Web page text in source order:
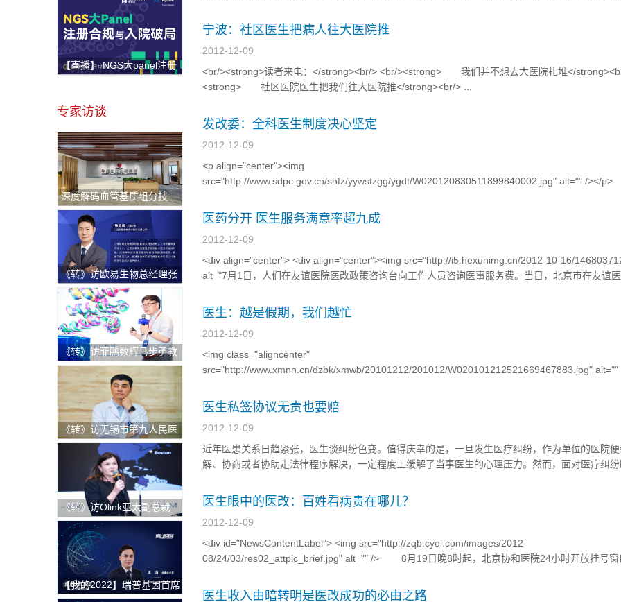
【直播】 NGS大panel注册
专家访谈
深度解码血管基质组分技
术：重塑退行性骨关节炎治
疗新格局与医疗出海中东新
机遇
《转》访欧易生物总经理张
志明：持续逆势快速增长！
破解科研服务"不可能三
角"的硬核逻辑
《转》访菲鹏数辉马步勇教
授｜AI与分子模拟引领生物
医药创新，“构象选择机制”
开辟药物动态设计新纪元
《转》访无锡市第九人民医
院科教科主任赵刚
《转》访Olink亚太副总裁
Andrea Ballagi博士：新一
代蛋白组学如何加速精准医
疗新进程
【我的2022】瑞普基因首席
宁波：社区医生把病人往大医院推
2012-12-09
<br/><strong>读者来电：</strong><br/> <br/><strong> 我们并不想去大医院扎堆</
<strong> 社区医院医生把我们往大医院推</strong><br/> ...
发改委：全科医生制度决心坚定
2012-12-09
<p align="center"><img
src="http://www.sdpc.gov.cn/shfz/yywstzgg/ygdt/W020120830511899840002.jpg" alt="" /></
医药分开 医生服务满意率超九成
2012-12-09
<div align="center"> <div align="center"><img src="http://i5.hexunimg.cn/2012-10-16/
alt="7月1日，人们在友谊医院医改政策咨询台向工作人员咨询医事服务费。当日，北京市在友谊医
医生：越是假期，我们越忙
2012-12-09
<img class="aligncenter"
src="http://www.xmnn.cn/dzbk/xmwb/20101212/201012/W020101212521669467883.jpg" alt=""
医生私签协议无责也要赔
2012-12-09
近年医患关系日趋紧张，医生谈纠纷色变。值得庆幸的是，一旦发生医疗纠纷，作为单位的医院便
解、协商或者协助走法律程序解决，一定程度上缓解了当事医生的心理压力。然而，面对医疗纠
src="http://w2tools.iiyibbs.com/bbs/up...
医生眼中的医改：百姓看病贵在哪儿？
2012-12-09
<div id="NewsContentLabel"> <img src="http://zqb.cyol.com/images/2012-
08/24/03/res02_attpic_brief.jpg" alt="" /> 8月19日晚8时起，北京协和医院24小时开放挂号窗
医生收入由暗转明是医改成功的必由之路